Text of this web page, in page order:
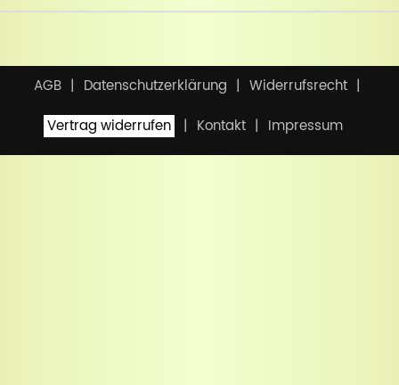
AGB Datenschutzerklärung
Widerrufsrecht
Vertrag widerrufen
Kontakt Impressum